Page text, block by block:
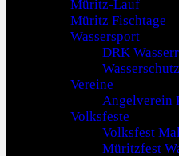
Müritz-Lauf
Müritz Fischtage
Wassersport
DRK
Vereine
Angelverein
Volksfeste
Volksfest
Müritzfest